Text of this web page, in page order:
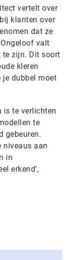
vertelt over
klanten over
dat ze
valt
te zijn. Dit soort
kleren
je dubbel moet
is te verlichten
te
gebeuren.
niveaus aan
in
erkend’,